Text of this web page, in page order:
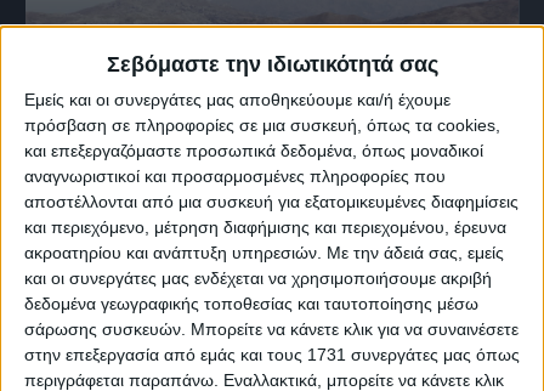
Σεβόμαστε την ιδιωτικότητά σας
Εμείς και οι συνεργάτες μας αποθηκεύουμε και/ή έχουμε
πρόσβαση σε πληροφορίες σε μια συσκευή, όπως τα cookies,
και επεξεργαζόμαστε προσωπικά δεδομένα, όπως μοναδικοί
αναγνωριστικοί και προσαρμοσμένες πληροφορίες που
αποστέλλονται από μια συσκευή για εξατομικευμένες διαφημίσεις
και περιεχόμενο, μέτρηση διαφήμισης και περιεχομένου, έρευνα
ακροατηρίου και ανάπτυξη υπηρεσιών. Με την άδειά σας, εμείς
και οι συνεργάτες μας ενδέχεται να χρησιμοποιήσουμε ακριβή
δεδομένα γεωγραφικής τοποθεσίας και ταυτοποίησης μέσω
σάρωσης συσκευών. Μπορείτε να κάνετε κλικ για να συναινέσετε
στην επεξεργασία από εμάς και τους 1731 συνεργάτες μας όπως
περιγράφεται παραπάνω. Εναλλακτικά, μπορείτε να κάνετε κλικ
2 Απριλίου, 2024
Μονοπάτι από Κισσό προς Γιους
Κάμπο